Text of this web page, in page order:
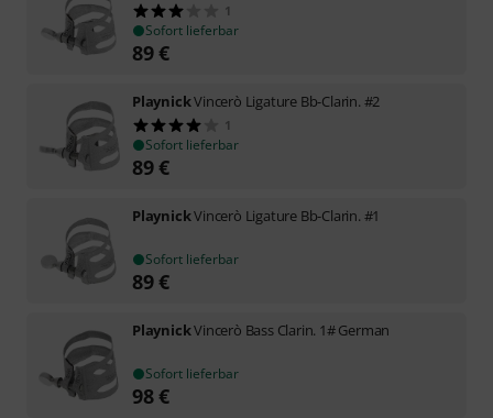
1
Sofort lieferbar
89€
PlaynickVincerò Ligature Bb-Clarin. #2
1
Sofort lieferbar
89€
PlaynickVincerò Ligature Bb-Clarin. #1
Sofort lieferbar
89€
PlaynickVincerò Bass Clarin. 1# German
Sofort lieferbar
98€